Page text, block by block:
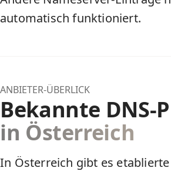
automatisch funktioniert.
ANBIETER-ÜBERLICK
Bekannte DNS-
in Österreich
In Österreich gibt es